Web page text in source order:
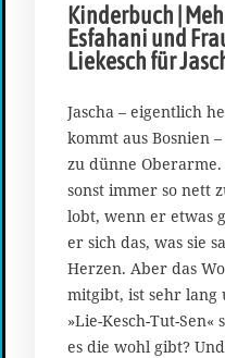
M
ä
r
2
2
6
Kinderbuch |
Esfahani und
Liekesch für
Jascha – eigentlich
kommt aus Bosnien
zu dünne
sonst immer so nett
lobt, wenn er etwas
er sich das, was sie
Herzen. Aber das
mitgibt, ist sehr lang
»Lie-Kesch-Tut-Sen«
es die wohl gibt?